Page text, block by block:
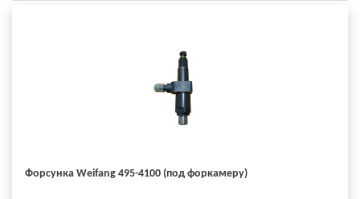
Форсунка Weifang 495-4100 (под форкамеру)